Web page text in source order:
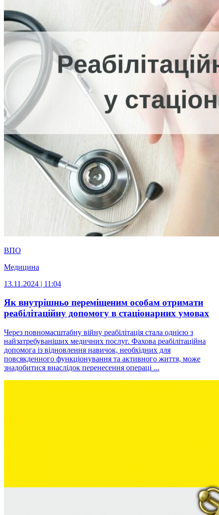
ВПО
Медицина
13.11.2024 | 11:04
Як внутрішньо переміщеним особам отримати
реабілітаційну допомогу в стаціонарних умовах
Через повномасштабну війну реабілітація стала однією з
найзатребуваніших медичних послуг. Фахова реабілітаційна
допомога із відновлення навичок, необхідних для
повсякденного функціонування та активного життя, може
знадобитися внаслідок перенесення операці ...